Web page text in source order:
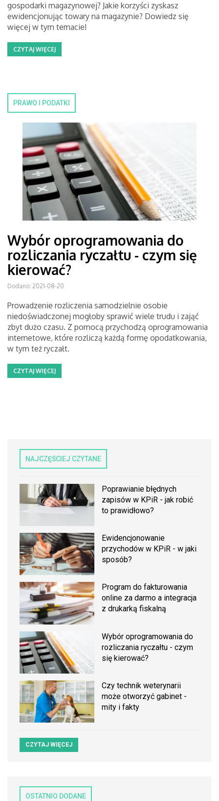
gospodarki magazynowej? Jakie korzyści zyskasz
ewidencjonując towary na magazynie? Dowiedz się
więcej w tym temacie!
CZYTAJ WIĘCEJ
PRAWO I PODATKI
Wybór oprogramowania do
rozliczania ryczałtu - czym się
kierować?
Dodano: 2021-08-20
Prowadzenie rozliczenia samodzielnie osobie
niedoświadczonej mogłoby sprawić wiele trudu i zająć
zbyt dużo czasu. Z pomocą przychodzą oprogramowania
internetowe, które rozliczą każdą formę opodatkowania,
w tym też ryczałt.
CZYTAJ WIĘCEJ
NAJCZĘŚCIEJ CZYTANE
Poprawianie błędnych
zapisów w KPiR - jak robić
to prawidłowo?
Ewidencjonowanie
przychodów w KPiR - w jaki
sposób?
Program do fakturowania
online za darmo a integracja
z drukarką fiskalną
Wybór oprogramowania do
rozliczania ryczałtu - czym
się kierować?
Czy technik weterynarii
może otworzyć gabinet -
mity i fakty
CZYTAJ WIĘCEJ
OSTATNIO DODANE